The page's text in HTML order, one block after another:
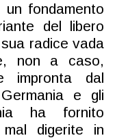
fondamento
del libero
radice vada
non a caso,
impronta dal
e gli
ha fornito
digerite in